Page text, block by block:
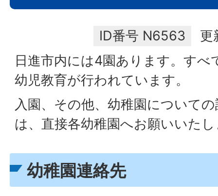
ID番号 N6563
更
日進市内には4園あります。すべ
幼児教育が行われています。
入園、その他、幼稚園について
は、直接各幼稚園へお願いいた
幼稚園連絡先